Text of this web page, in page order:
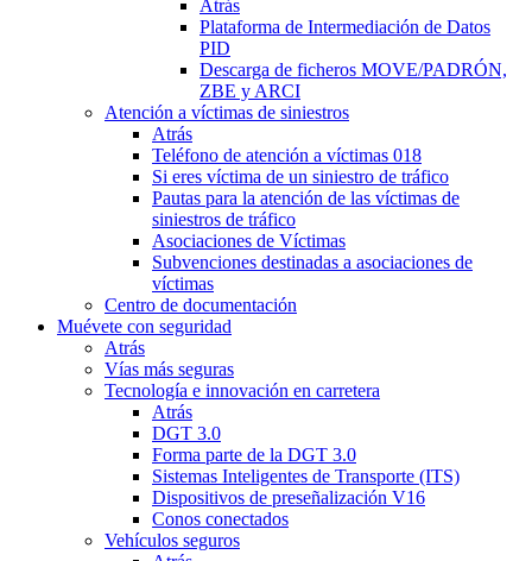
Atrás
Plataforma de Intermediación de Datos
PID
Descarga de ficheros MOVE/PADRÓN,
ZBE y ARCI
Atención a víctimas de siniestros
Atrás
Teléfono de atención a víctimas 018
Si eres víctima de un siniestro de tráfico
Pautas para la atención de las víctimas de
siniestros de tráfico
Asociaciones de Víctimas
Subvenciones destinadas a asociaciones de
víctimas
Centro de documentación
Muévete con seguridad
Atrás
Vías más seguras
Tecnología e innovación en carretera
Atrás
DGT 3.0
Forma parte de la DGT 3.0
Sistemas Inteligentes de Transporte (ITS)
Dispositivos de preseñalización V16
Conos conectados
Vehículos seguros